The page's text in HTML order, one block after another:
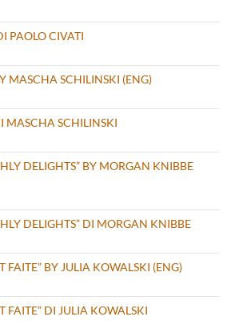
PAOLO CIVATI
MASCHA SCHILINSKI (ENG)
MASCHA SCHILINSKI
DELIGHTS” BY MORGAN KNIBBE
DELIGHTS” DI MORGAN KNIBBE
FAITE” BY JULIA KOWALSKI (ENG)
FAITE” DI JULIA KOWALSKI